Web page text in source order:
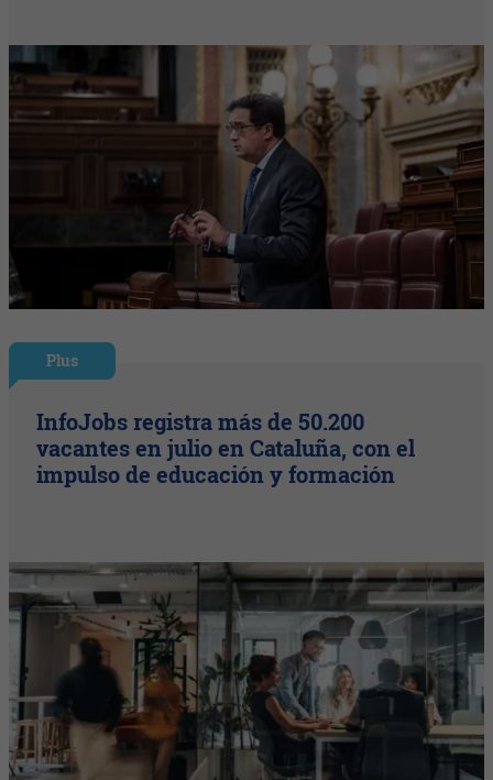
Plus
InfoJobs registra más de 50.200
vacantes en julio en Cataluña, con el
impulso de educación y formación